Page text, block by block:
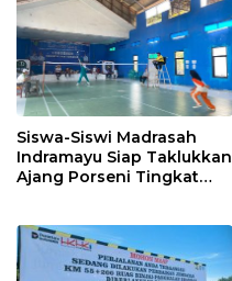
Siswa-Siswi Madrasah
Indramayu Siap Taklukkan
Ajang Porseni Tingkat